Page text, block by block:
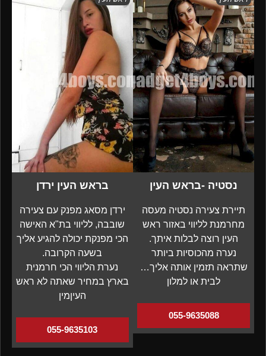
נסטיה -בראש העין
תיירת צעירה נסטיה מעסה
מחרמנת לליווי באזור ראש
העין רוצה לבלות איתך.
נערה מהכוסיות ביותר
שתראה תזמין אותה אליך…
לבית או למלון
055-9635088
בראש העין ירדן
ירדן מסאג מפנק עם צעירה
שובבה, לליווי בת"א האישה
הכי מפנקת יכולה להגיע אליך
בשעה הקרובה.
נערת הליווי הכי חרמנית
בארץ במחיר שאתה לא ראש
העיןמין
055-9635103